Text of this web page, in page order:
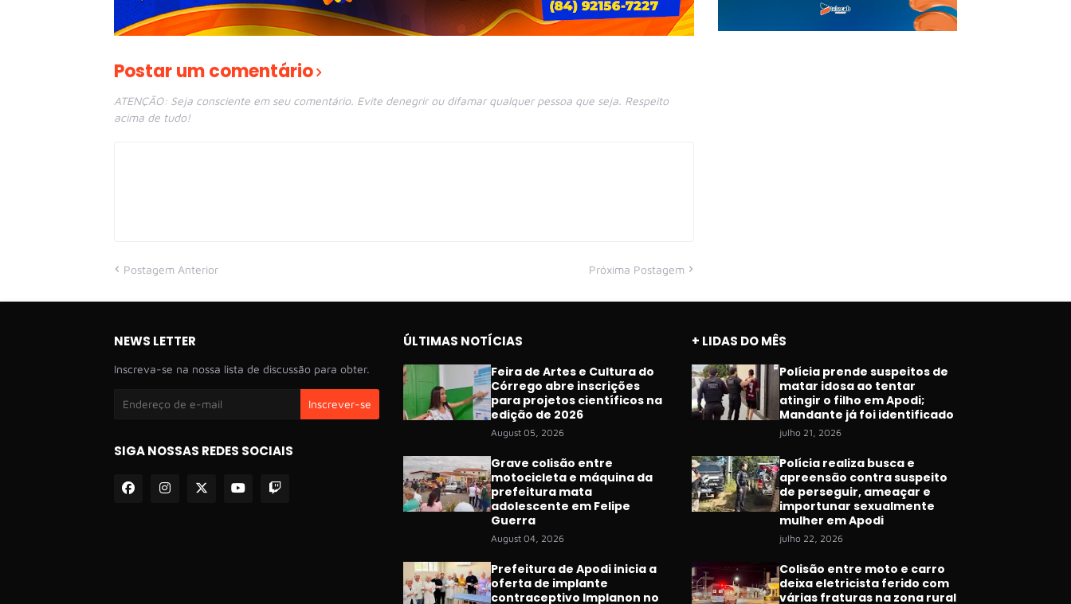
Postar um comentário
ATENÇÃO: Seja consciente em seu comentário. Evite denegrir ou difamar qualquer pessoa que seja. Respeito
acima de tudo!
Postagem Anterior Próxima Postagem
NEWS LETTER
Inscreva-se na nossa lista de discussão para obter.
SIGA NOSSAS REDES SOCIAIS
ÚLTIMAS NOTÍCIAS
Feira de Artes e Cultura do
Córrego abre inscrições
para projetos científicos na
edição de 2026
August 05, 2026
Grave colisão entre
motocicleta e máquina da
prefeitura mata
adolescente em Felipe
Guerra
August 04, 2026
Prefeitura de Apodi inicia a
oferta de implante
contraceptivo Implanon no
+ LIDAS DO MÊS
Polícia prende suspeitos de
matar idosa ao tentar
atingir o filho em Apodi;
Mandante já foi identificado
julho 21, 2026
Polícia realiza busca e
apreensão contra suspeito
de perseguir, ameaçar e
importunar sexualmente
mulher em Apodi
julho 22, 2026
Colisão entre moto e carro
deixa eletricista ferido com
várias fraturas na zona rural